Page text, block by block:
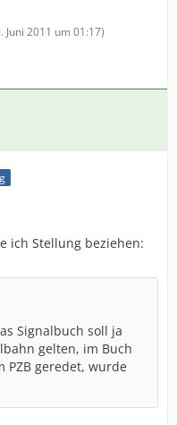
Juni 2011 um 01:17)
ich Stellung beziehen:
Signalbuch soll ja
gelten, im Buch
PZB geredet, wurde